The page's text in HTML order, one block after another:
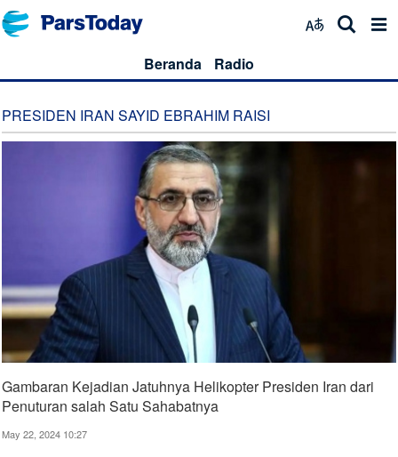
Beranda Radio
PRESIDEN IRAN SAYID EBRAHIM RAISI
Gambaran Kejadian Jatuhnya Helikopter Presiden Iran dari
Penuturan salah Satu Sahabatnya
May 22, 2024 10:27